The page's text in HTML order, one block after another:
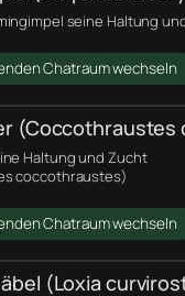
seine Haltung
Chatraum wechseln
(Coccothraustes
Haltung und Zucht
coccothraustes)
Chatraum wechseln
(Loxia